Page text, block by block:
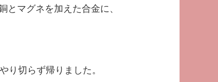
マグネを加えた合金に、
り切らず帰りました。